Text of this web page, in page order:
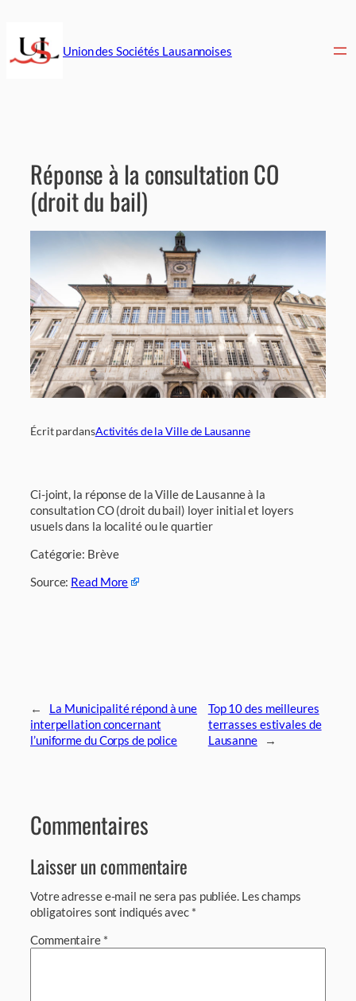
contenu
Union des Sociétés Lausannoises
Réponse à la consultation CO
(droit du bail)
Écrit pardansActivités de la Ville de Lausanne
Ci-joint, la réponse de la Ville de Lausanne à la
consultation CO (droit du bail) loyer initial et loyers
usuels dans la localité ou le quartier
Catégorie: Brève
Source: Read More
←
La Municipalité répond à une
interpellation concernant
l’uniforme du Corps de police
Top 10 des meilleures
terrasses estivales de
Lausanne
→
Commentaires
Laisser un commentaire
Votre adresse e-mail ne sera pas publiée. Les champs
obligatoires sont indiqués avec *
Commentaire *